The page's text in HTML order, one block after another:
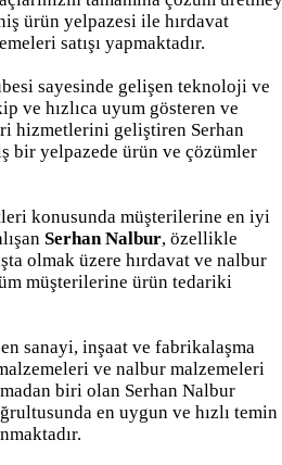
ürün yelpazesi ile hırdavat
satışı yapmaktadır.
sayesinde gelişen teknoloji ve
ve hızlıca uyum gösteren ve
hizmetlerini geliştiren Serhan
bir yelpazede ürün ve çözümler
konusunda müşterilerine en iyi
Serhan Nalbur, özellikle
olmak üzere hırdavat ve nalbur
müşterilerine ürün tedariki
sanayi, inşaat ve fabrikalaşma
ve nalbur malzemeleri
biri olan Serhan Nalbur
en uygun ve hızlı temin